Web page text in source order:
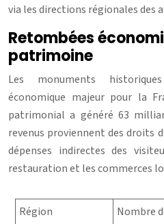
via les directions régionales des
Retombées
patrimoine
Les monuments
économique majeur pour la
patrimonial a généré 63
revenus proviennent des droits
dépenses indirectes des
restauration et les commerces
Région Nombre